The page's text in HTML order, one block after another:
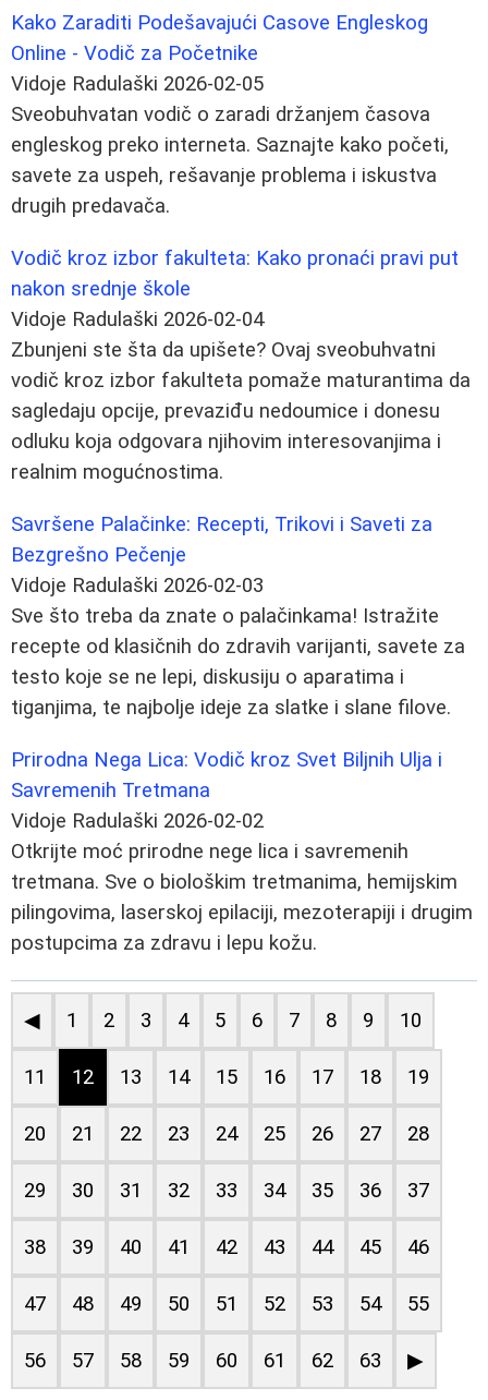
Kako Zaraditi Podešavajući Casove Engleskog
Online - Vodič za Početnike
Vidoje Radulaški 2026-02-05
Sveobuhvatan vodič o zaradi držanjem časova
engleskog preko interneta. Saznajte kako početi,
savete za uspeh, rešavanje problema i iskustva
drugih predavača.
Vodič kroz izbor fakulteta: Kako pronaći pravi put
nakon srednje škole
Vidoje Radulaški 2026-02-04
Zbunjeni ste šta da upišete? Ovaj sveobuhvatni
vodič kroz izbor fakulteta pomaže maturantima da
sagledaju opcije, prevaziđu nedoumice i donesu
odluku koja odgovara njihovim interesovanjima i
realnim mogućnostima.
Savršene Palačinke: Recepti, Trikovi i Saveti za
Bezgrešno Pečenje
Vidoje Radulaški 2026-02-03
Sve što treba da znate o palačinkama! Istražite
recepte od klasičnih do zdravih varijanti, savete za
testo koje se ne lepi, diskusiju o aparatima i
tiganjima, te najbolje ideje za slatke i slane filove.
Prirodna Nega Lica: Vodič kroz Svet Biljnih Ulja i
Savremenih Tretmana
Vidoje Radulaški 2026-02-02
Otkrijte moć prirodne nege lica i savremenih
tretmana. Sve o biološkim tretmanima, hemijskim
pilingovima, laserskoj epilaciji, mezoterapiji i drugim
postupcima za zdravu i lepu kožu.
◀ 1 2 3 4 5 6 7 8 9 10
11 12 13 14 15 16 17 18 19
20 21 22 23 24 25 26 27 28
29 30 31 32 33 34 35 36 37
38 39 40 41 42 43 44 45 46
47 48 49 50 51 52 53 54 55
56 57 58 59 60 61 62 63 ▶